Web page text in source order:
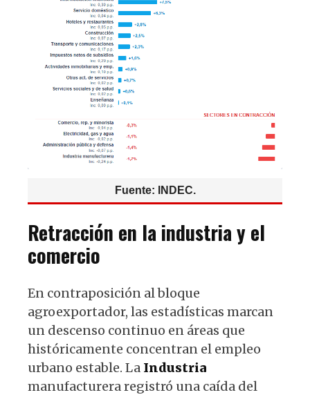
Fuente: INDEC.
Retracción en la industria y el
comercio
En contraposición al bloque
agroexportador, las estadísticas marcan
un descenso continuo en áreas que
históricamente concentran el empleo
urbano estable. La Industria
manufacturera registró una caída del